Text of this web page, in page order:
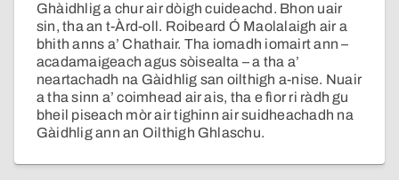
Ghàidhlig a chur air dòigh cuideachd. Bhon uair
sin, tha an t-Àrd-oll. Roibeard Ó Maolalaigh air a
bhith anns a’ Chathair. Tha iomadh iomairt ann –
acadamaigeach agus sòisealta – a tha a’
neartachadh na Gàidhlig san oilthigh a-nise. Nuair
a tha sinn a’ coimhead air ais, tha e fìor ri ràdh gu
bheil piseach mòr air tighinn air suidheachadh na
Gàidhlig ann an Oilthigh Ghlaschu.